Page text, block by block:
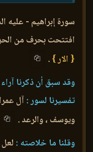
سورة إبراهيم - عليه
افتتحت بحرف من
{ الار }.
وقد سبق أن ذكرنا
تفسيرنا لسور :آل
ويوسف ، والرعد .
وقلنا ما خلاصته :